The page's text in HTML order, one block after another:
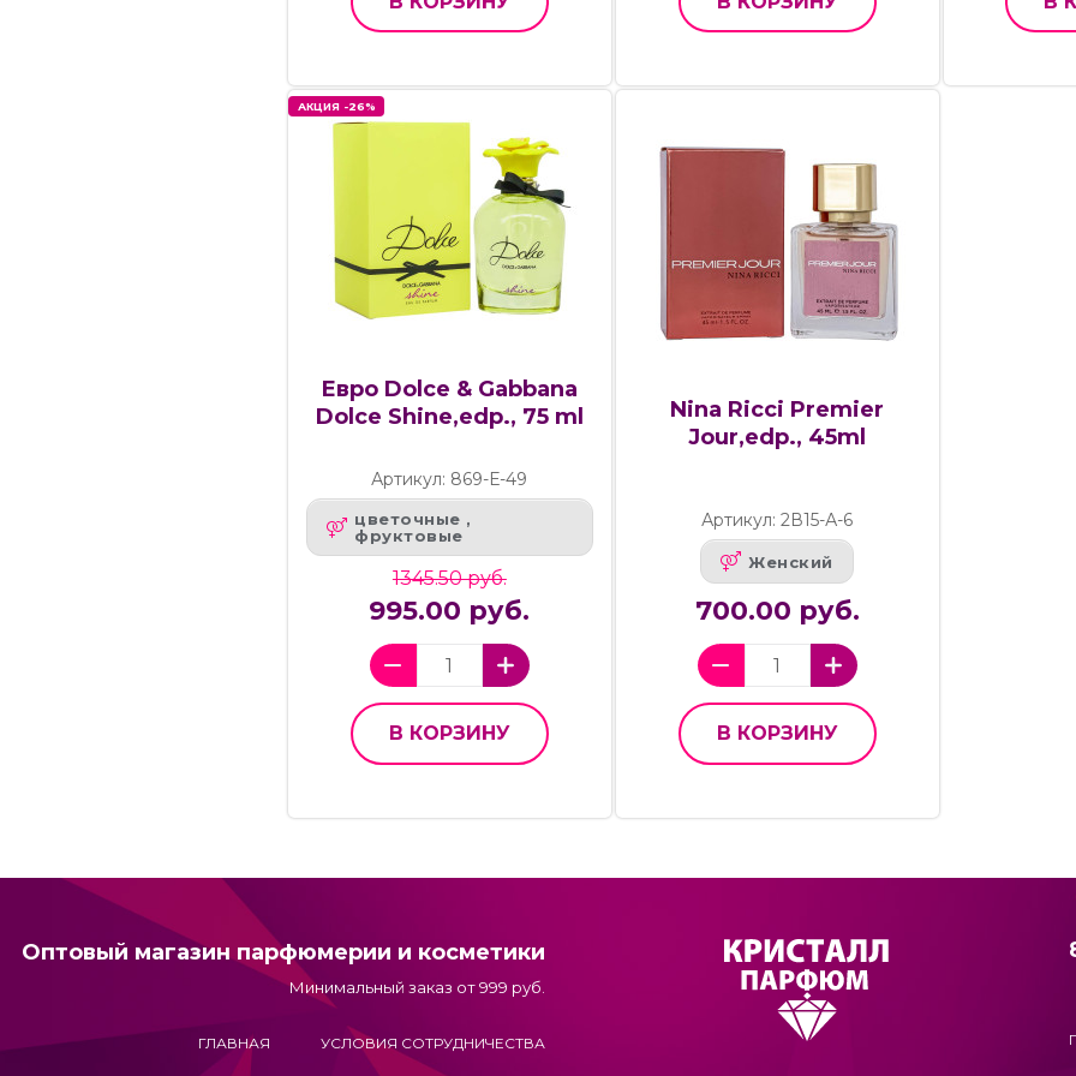
АКЦИЯ -26%
Евро Dolce & Gabbana
Dolce Shine,edp., 75 ml
Артикул: 869-Е-49
цветочные ,
фруктовые
1345.50 руб.
995.00 руб.
В КОРЗИНУ
Nina Ricci Premier
Jour,edp., 45ml
Артикул: 2В15-А-6
Женский
700.00 руб.
В КОРЗИНУ
Оптовый магазин парфюмерии и косметики
Минимальный заказ от 999 руб.
ГЛАВНАЯ УСЛОВИЯ СОТРУДНИЧЕСТВА